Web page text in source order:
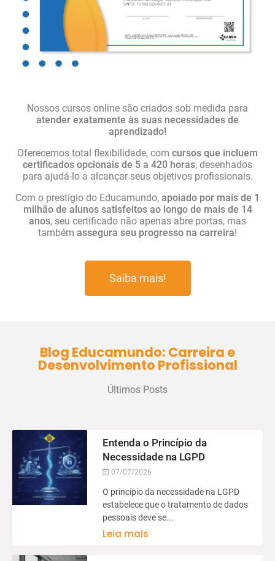
Nossos cursos online são criados sob medida para
atender exatamente às suas necessidades de
aprendizado!
Oferecemos total flexibilidade, com cursos que incluem
certificados opcionais de 5 a 420 horas, desenhados
para ajudá-lo a alcançar seus objetivos profissionais.
Com o prestígio do Educamundo, apoiado por mais de 1
milhão de alunos satisfeitos ao longo de mais de 14
anos, seu certificado não apenas abre portas, mas
também assegura seu progresso na carreira!
Saiba mais!
Blog Educamundo: Carreira e
Desenvolvimento Profissional
Últimos Posts
Entenda o Princípio da
Necessidade na LGPD
07/07/2026
O princípio da necessidade na LGPD
estabelece que o tratamento de dados
pessoais deve se...
Leia mais